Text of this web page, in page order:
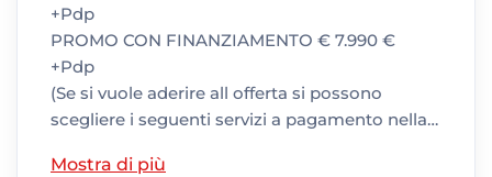
+Pdp
PROMO CON FINANZIAMENTO € 7.990 €
+Pdp
(Se si vuole aderire all offerta si possono
scegliere i seguenti servizi a pagamento nella…
Mostra di più